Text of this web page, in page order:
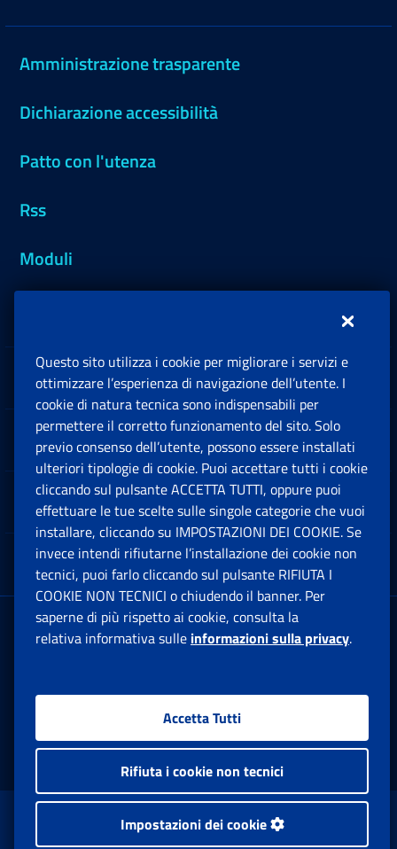
Amministrazione trasparente
Dichiarazione accessibilità
Patto con l'utenza
Rss
Moduli
Sedi e Contatti
Software
Note Legali
App mobile
Sede Legale : Via Ciro il Grande, 21
00144 Roma
Facebook: Apre una nuova finestra
Twitter: Apre una nuova finestra
Whatsapp: Apre una nuova
Youtube: Apre una
Instagram:
www.inps.gov.it © 1997-2026
Istituto Nazionale Previdenza Sociale.
Questo sito utilizza i cookie per migliorare i servizi e
ottimizzare l’esperienza di navigazione dell’utente. I
cookie di natura tecnica sono indispensabili per
permettere il corretto funzionamento del sito. Solo
previo consenso dell’utente, possono essere installati
ulteriori tipologie di cookie. Puoi accettare tutti i cookie
cliccando sul pulsante ACCETTA TUTTI, oppure puoi
effettuare le tue scelte sulle singole categorie che vuoi
installare, cliccando su IMPOSTAZIONI DEI COOKIE. Se
invece intendi rifiutarne l’installazione dei cookie non
tecnici, puoi farlo cliccando sul pulsante RIFIUTA I
COOKIE NON TECNICI o chiudendo il banner. Per
saperne di più rispetto ai cookie, consulta la
relativa informativa sulle informazioni sulla privacy.
Accetta Tutti
Rifiuta i cookie non tecnici
Impostazioni dei cookie